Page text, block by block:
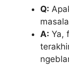
Q:
A: Ya,